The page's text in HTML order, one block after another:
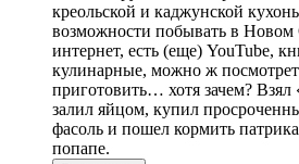
креольской и каджунской
возможности побывать в Новом
интернет, есть (еще) YouTube,
кулинарные, можно ж
приготовить… хотя зачем? Взял
залил яйцом, купил
фасоль и пошел кормить
попапе.